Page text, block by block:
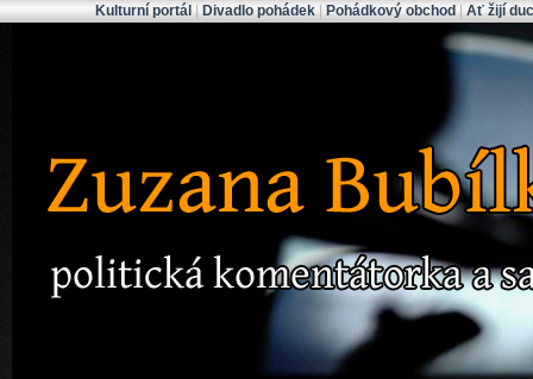
Kulturní portál Divadlo pohádek| Pohádkový obchod Ať žijí